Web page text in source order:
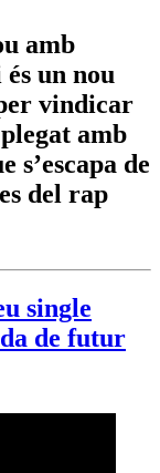
amb
un nou
vindicar
amb
s’escapa de
del rap
single
de futur